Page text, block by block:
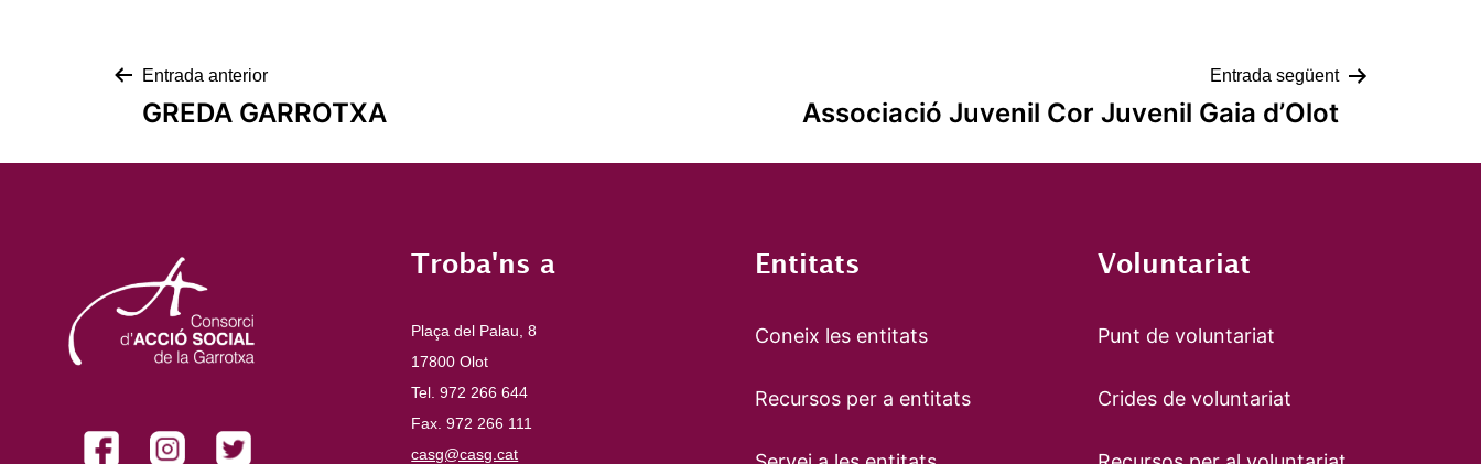
Navegació
d'entrades
Entrada anterior
GREDA GARROTXA
Entrada següent
Associació Juvenil Cor Juvenil Gaia d’Olot
Troba'ns a
Plaça del Palau, 8
17800 Olot
Tel. 972 266 644
Fax. 972 266 111
casg@casg.cat
Entitats
Coneix les entitats
Recursos per a entitats
Voluntariat
Punt de voluntariat
Crides de voluntariat